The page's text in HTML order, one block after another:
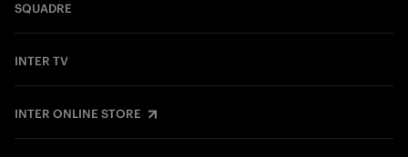
SQUADRE
INTER TV
INTER ONLINE STORE